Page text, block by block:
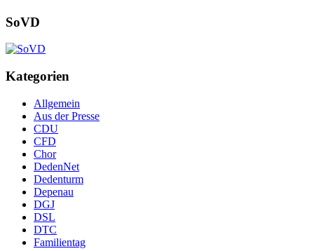
SoVD
Kategorien
Allgemein
Aus der Presse
CDU
CFD
Chor
DedenNet
Dedenturm
Depenau
DGJ
DSL
DTC
Familientag